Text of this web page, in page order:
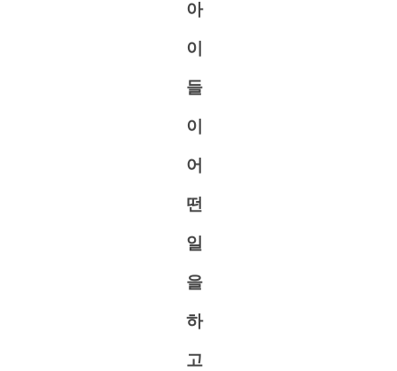
아
이
들
이
어
떤
일
을
하
고